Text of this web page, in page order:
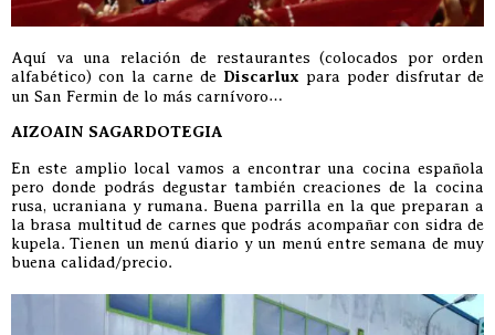
Aquí va una relación de restaurantes (colocados por orden
alfabético) con la carne de Discarlux para poder disfrutar de
un San Fermin de lo más carnívoro…
AIZOAIN SAGARDOTEGIA
En este amplio local vamos a encontrar una cocina española
pero donde podrás degustar también creaciones de la cocina
rusa, ucraniana y rumana. Buena parrilla en la que preparan a
la brasa multitud de carnes que podrás acompañar con sidra de
kupela. Tienen un menú diario y un menú entre semana de muy
buena calidad/precio.